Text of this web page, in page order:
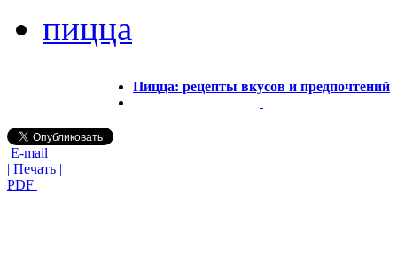
пицца
Пицца: рецепты вкусов и предпочтений
E-mail
| Печать |
PDF